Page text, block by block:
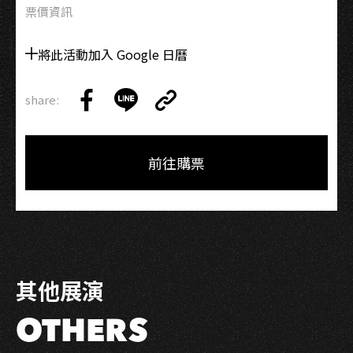
票價資訊
將此活動加入 Google 日曆
share:
on
on
Link
Copy
前往購票
其他展演
OTHERS